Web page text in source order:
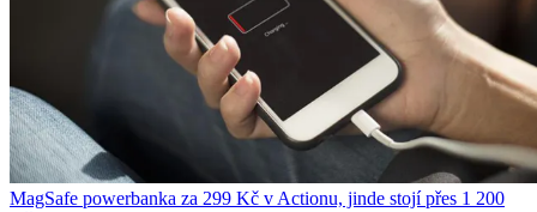
MagSafe powerbanka za 299 Kč v Actionu, jinde stojí přes 1 200